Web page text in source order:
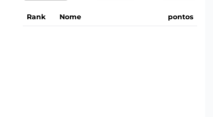
Rank Nome pontos